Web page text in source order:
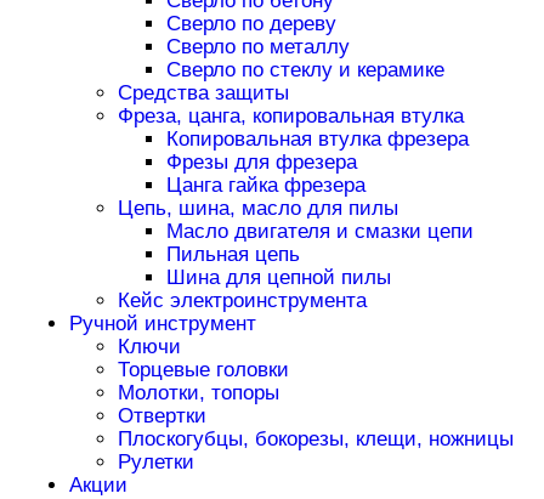
Сверло по дереву
Сверло по металлу
Сверло по стеклу и керамике
Средства защиты
Фреза, цанга, копировальная втулка
Копировальная втулка фрезера
Фрезы для фрезера
Цанга гайка фрезера
Цепь, шина, масло для пилы
Масло двигателя и смазки цепи
Пильная цепь
Шина для цепной пилы
Кейс электроинструмента
Ручной инструмент
Ключи
Торцевые головки
Молотки, топоры
Отвертки
Плоскогубцы, бокорезы, клещи, ножницы
Рулетки
Акции